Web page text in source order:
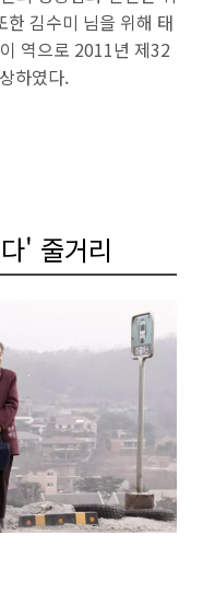
한 김수미 님을 위해 태
역으로 2011년 제32
하였다.
' 줄거리